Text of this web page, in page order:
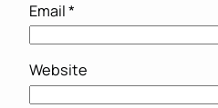
Email*
Website